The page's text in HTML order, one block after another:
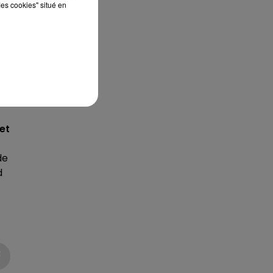
cookies" situé en